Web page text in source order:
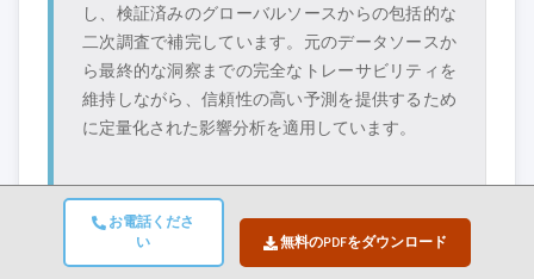
お電話くださ
い
無料のPDFをダウンロード
し、検証済みのグローバルソースからの包括的な
二次調査で補完しています。元のデータソースか
ら最終的な洞察までの完全なトレーサビリティを
維持しながら、信頼性の高い予測を提供するため
に定量化された影響分析を適用しています。